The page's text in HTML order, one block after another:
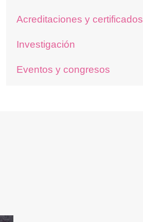
Acreditaciones y certificados
Investigación
Eventos y congresos